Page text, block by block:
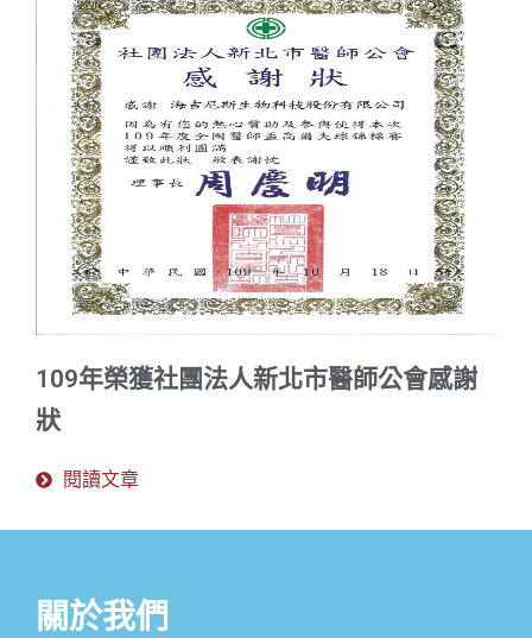
109年榮獲社團法人新北市醫師公會感謝
狀
閱讀文章
關於我們